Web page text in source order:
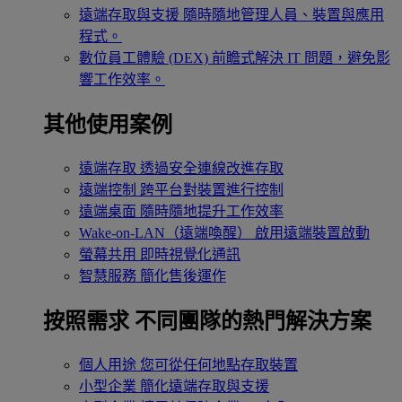
遠端存取與支援 隨時隨地管理人員、裝置與應用
程式。
數位員工體驗 (DEX) 前瞻式解決 IT 問題，避免影
響工作效率。
其他使用案例
遠端存取 透過安全連線改進存取
遠端控制 跨平台對裝置進行控制
遠端桌面 隨時隨地提升工作效率
Wake-on-LAN（遠端喚醒）
啟用遠端裝置啟動
螢幕共用 即時視覺化通訊
智慧服務 簡化售後運作
按照需求 不同團隊的熱門解決方案
個人用途 您可從任何地點存取裝置
小型企業 簡化遠端存取與支援